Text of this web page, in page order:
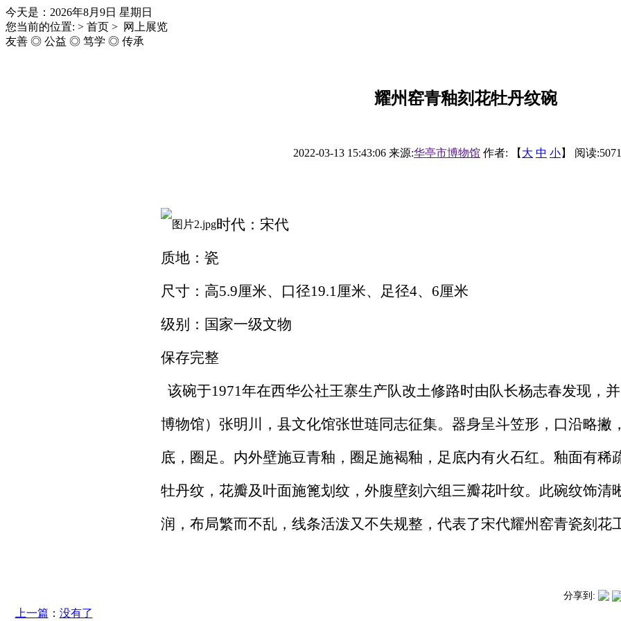
今天是：2026年8月9日 星期日
您当前的位置: > 首页 > 网上展览
友善 ◎ 公益 ◎ 笃学 ◎ 传承
耀州窑青釉刻花牡丹纹碗
2022-03-13 15:43:06 来源:华亭市博物馆 作者: 【 大 中 小】 阅读:
时代：宋代
质地：瓷
尺寸：高5.9厘米、口径19.1厘米、足径4、6厘米
级别：国家一级文物
保存完整
该碗于1971年在西华公社王寨生产队改土修路时由队长杨志春发现，
博物馆）张明川，县文化馆张世琏同志征集。器身呈斗笠形，口沿略撇
底，圈足。内外壁施豆青釉，圈足施褐釉，足底内有火石红。釉面有稀
牡丹纹，花瓣及叶面施篦划纹，外腹壁刻六组三瓣花叶纹。此碗纹饰清
润，布局繁而不乱，线条活泼又不失规整，代表了宋代耀州窑青瓷刻花
分享到:
上一篇 ： 没有了